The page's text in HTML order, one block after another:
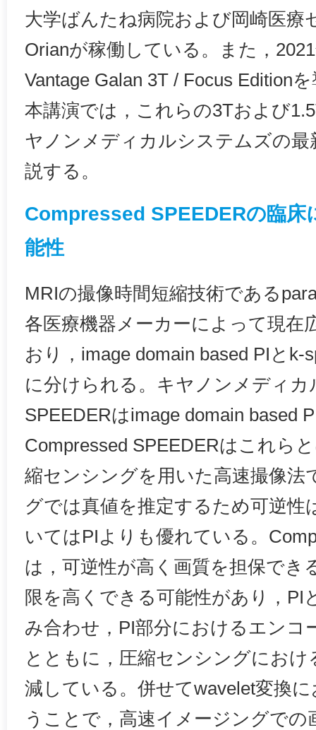
大学ばんたね病院および岡崎医療
Orianが稼働している。また，
Vantage Galan 3T / Focus Edition
本講演では，これらの3Tおよび
ヤノンメディカルシステムズの最
説する。
Compressed SPEEDERの臨床
能性
MRIの撮像時間短縮技術である
各医療機器メーカーによって現在
おり，image domain based PIとk-
に分けられる。キヤノンメディ
SPEEDERはimage domain based
Compressed SPEEDERはこれら
縮センシングを用いた高速撮像法
グでは真値を推定するため可逆性
いてはPIよりも優れている。
は，可逆性が高く画質を担保でき
限を高くできる可能性があり，PI
み合わせ，PI部分におけるエンコ
とともに，圧縮センシングにお
減している。併せてwavelet変換
うことで，高速イメージングでの